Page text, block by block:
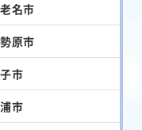
名市
原市
市
市